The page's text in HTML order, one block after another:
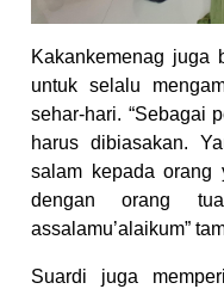
Kakankemenag juga
untuk selalu
sehar-hari. “Sebagai
harus dibiasakan.
salam kepada orang
dengan orang
assalamu’alaikum”
Suardi juga